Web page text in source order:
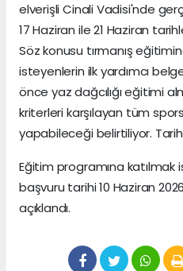
elverişli Cinali Vadisi'nde
17 Haziran ile 21 Haziran
Söz konusu tırmanış
isteyenlerin ilk yardımcı
önce yaz dağcılığı eğitimi
kriterleri karşılayan tüm
yapabileceği belirtiliyor. Tarih
Eğitim programına
başvuru tarihi 10 Haziran
açıklandı.